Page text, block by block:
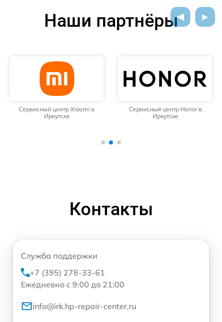
Наши партнёры
Сервисный центр Xiaomi в
Иркутске
Сервисный центр Honor в
Иркутске
Контакты
Служба поддержки
+7 (395) 278-33-61
Ежедневно с 9:00 до 21:00
info@irk.hp-repair-center.ru